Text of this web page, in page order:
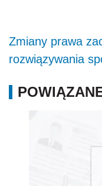
Zmiany prawa
rozwiązywania